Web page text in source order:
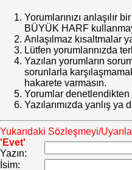
Yorumlarınızı anlaşılır
BÜYÜK HARF
Anlaşılmaz kısaltmalar
Lütfen yorumlarınızda
Yazılan yorumların
sorunlarla
hakarete varmasın.
Yorumlar denetlendikten
Yazılarımızda yanlış
Yukarıdaki Sözleşmeyi/
'Evet'
Yazın:
İsim: